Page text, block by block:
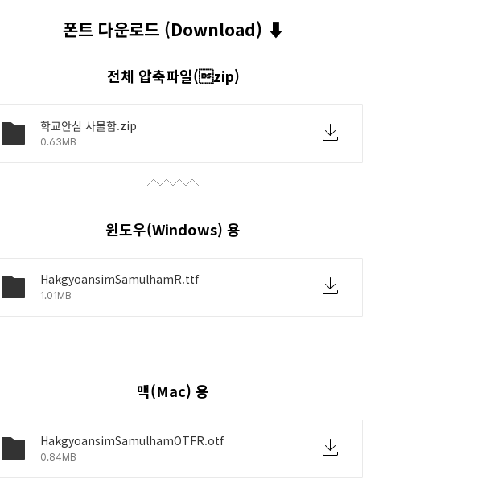
폰트 다운로드 (Download) ⬇︎
전체 압축파일(zip)
학교안심 사물함.zip
0.63MB
윈도우(Windows) 용
HakgyoansimSamulhamR.ttf
1.01MB
맥(Mac) 용
HakgyoansimSamulhamOTFR.otf
0.84MB